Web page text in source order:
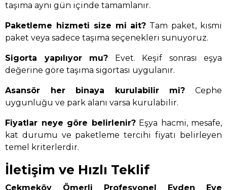
taşıma aynı gün içinde tamamlanır.
Paketleme hizmeti size mi ait? Tam paket, kısmi
paket veya sadece taşıma seçenekleri sunuyoruz.
Sigorta yapılıyor mu? Evet. Keşif sonrası eşya
değerine göre taşıma sigortası uygulanır.
Asansör her binaya kurulabilir mi? Cephe
uygunluğu ve park alanı varsa kurulabilir.
Fiyatlar neye göre belirlenir?Eşya hacmi, mesafe,
kat durumu ve paketleme tercihi fiyatı belirleyen
temel kriterlerdir.
İletişim ve Hızlı Teklif
Çekmeköy Ömerli Profesyonel Evden Eve